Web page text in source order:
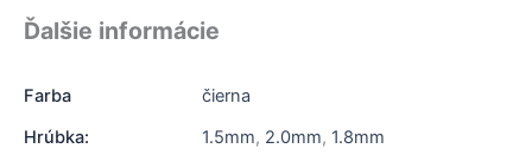
Ďalšie informácie
Farba
čierna
Hrúbka:
1.5mm, 2.0mm, 1.8mm